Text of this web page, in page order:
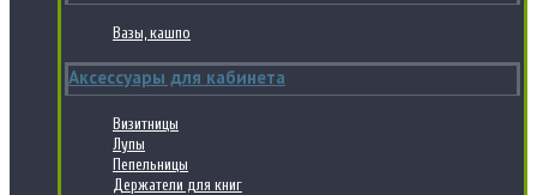
Вазы, кашпо
Аксессуары для кабинета
Визитницы
Лупы
Пепельницы
Держатели для книг